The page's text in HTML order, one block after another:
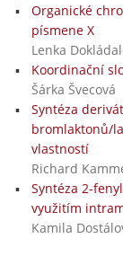
Organické
písmene X
Lenka
Koordinační
Šárka Švecová
Syntéza
bromlaktonů/
vlastností
Richard
Syntéza 2-
využitím
Kamila